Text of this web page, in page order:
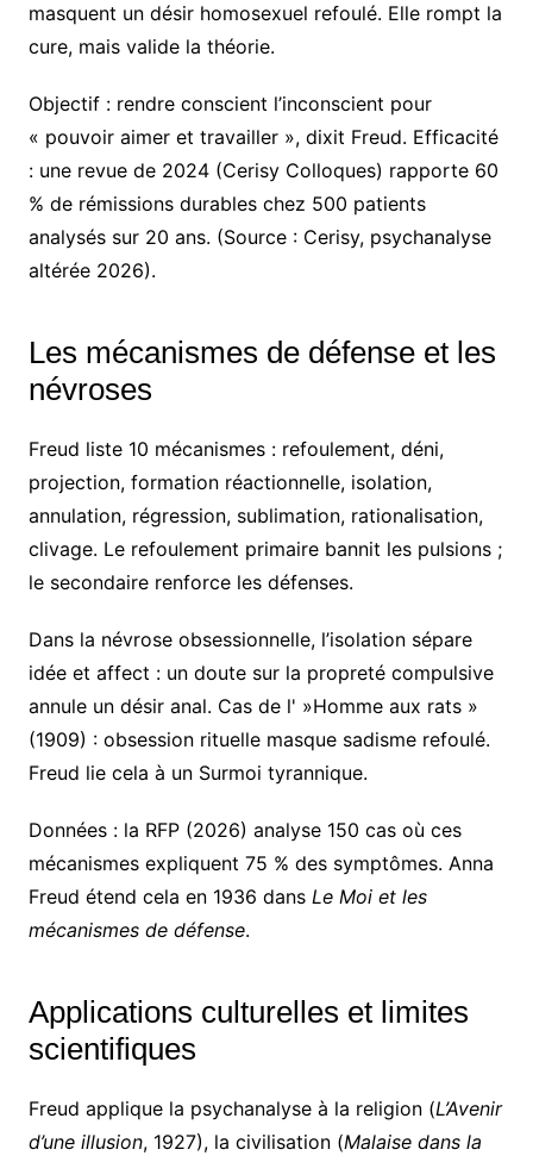
masquent un désir homosexuel refoulé. Elle rompt la
cure, mais valide la théorie.
Objectif : rendre conscient l’inconscient pour
« pouvoir aimer et travailler », dixit Freud. Efficacité
: une revue de 2024 (Cerisy Colloques) rapporte 60
% de rémissions durables chez 500 patients
analysés sur 20 ans. (Source : Cerisy, psychanalyse
altérée 2026).
Les mécanismes de défense et les
névroses
Freud liste 10 mécanismes : refoulement, déni,
projection, formation réactionnelle, isolation,
annulation, régression, sublimation, rationalisation,
clivage. Le refoulement primaire bannit les pulsions ;
le secondaire renforce les défenses.
Dans la névrose obsessionnelle, l’isolation sépare
idée et affect : un doute sur la propreté compulsive
annule un désir anal. Cas de l' »Homme aux rats »
(1909) : obsession rituelle masque sadisme refoulé.
Freud lie cela à un Surmoi tyrannique.
Données : la RFP (2026) analyse 150 cas où ces
mécanismes expliquent 75 % des symptômes. Anna
Freud étend cela en 1936 dans Le Moi et les
mécanismes de défense.
Applications culturelles et limites
scientifiques
Freud applique la psychanalyse à la religion (L’Avenir
d’une illusion, 1927), la civilisation (Malaise dans la